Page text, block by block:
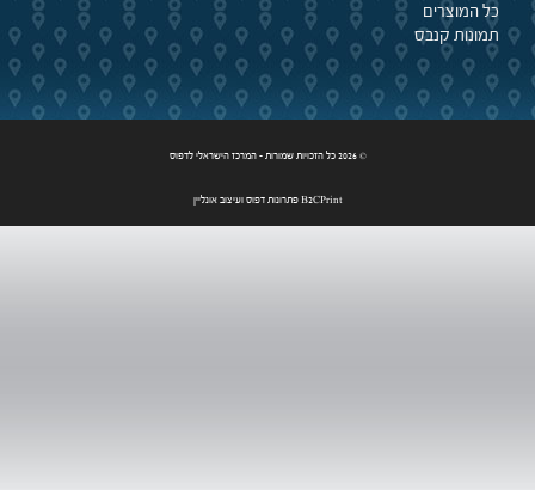
כל המוצרים
תמונות קנבס
B2CPrint פתרונות דפוס ועיצוב אונליין